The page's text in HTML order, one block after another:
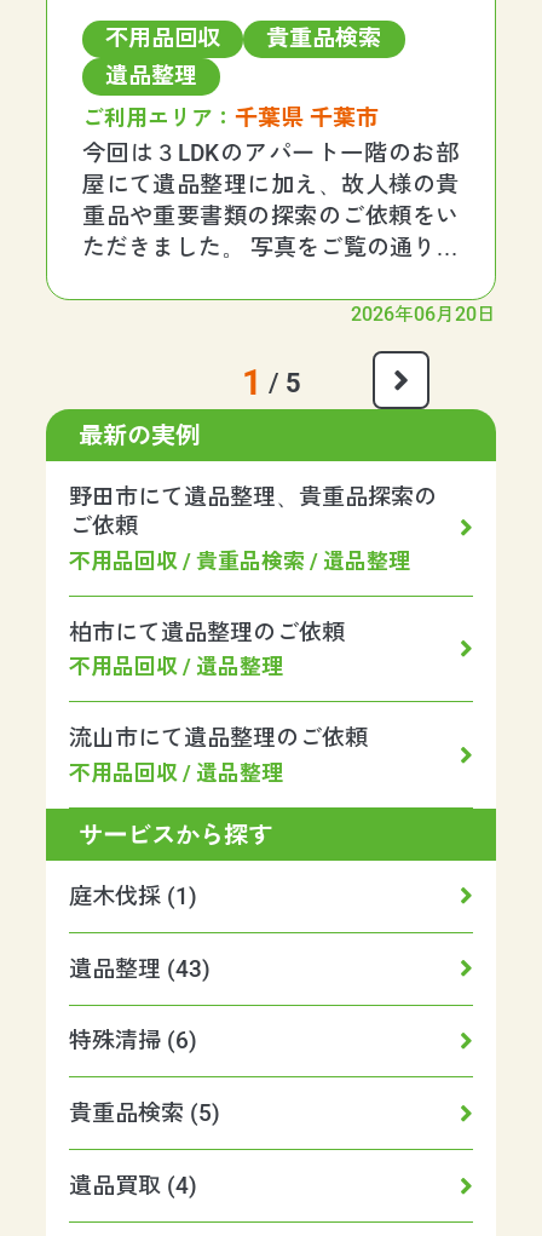
不用品回収
貴重品検索
遺品整理
ご利用エリア：千葉県 千葉市
今回は３LDKのアパート一階のお部
屋にて遺品整理に加え、故人様の貴
重品や重要書類の探索のご依頼をい
ただきました。 写真をご覧の通り大
でした。 お客様のほうでお片付けを
が一階だったので作業員４名でした
が、約４時間で作業
2026年06月20日
1 / 5
ナ
ビ
ゲ
ー
シ
ョ
ン
最新の実例
野田市にて遺品整理、貴重品探索の
ご依頼
不用品回収 / 貴重品検索 / 遺品整理
柏市にて遺品整理のご依頼
不用品回収 / 遺品整理
流山市にて遺品整理のご依頼
不用品回収 / 遺品整理
サービスから探す
庭木伐採 (1)
遺品整理 (43)
特殊清掃 (6)
貴重品検索 (5)
遺品買取 (4)